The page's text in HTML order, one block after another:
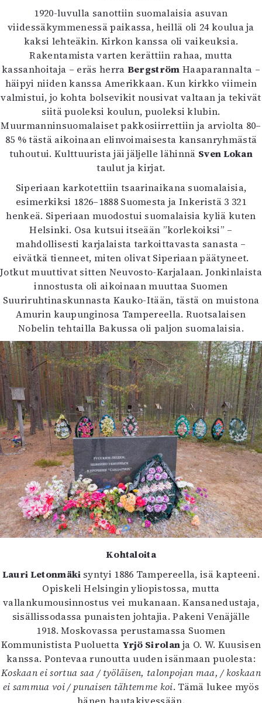
1920-luvulla sanottiin suomalaisia asuvan
viidessäkymmenessä paikassa, heillä oli 24 koulua ja
kaksi lehteäkin. Kirkon kanssa oli vaikeuksia.
Rakentamista varten kerättiin rahaa, mutta
kassanhoitaja – eräs herra Bergström Haaparannalta –
häipyi niiden kanssa Amerikkaan. Kun kirkko viimein
valmistui, jo kohta bolsevikit nousivat valtaan ja tekivät
siitä puoleksi koulun, puoleksi klubin.
Muurmanninsuomalaiset pakkosiirrettiin ja arviolta 80–
85 % tästä aikoinaan elinvoimaisesta kansanryhmästä
tuhoutui. Kulttuurista jäi jäljelle lähinnä Sven Lokan
taulut ja kirjat.
Siperiaan karkotettiin tsaarinaikana suomalaisia,
esimerkiksi 1826–1888 Suomesta ja Inkeristä 3 321
henkeä. Siperiaan muodostui suomalaisia kyliä kuten
Helsinki. Osa kutsui itseään ”korlekoiksi” –
mahdollisesti karjalaista tarkoittavasta sanasta –
eivätkä tienneet, miten olivat Siperiaan päätyneet.
Jotkut muuttivat sitten Neuvosto-Karjalaan. Jonkinlaista
innostusta oli aikoinaan muuttaa Suomen
Suuriruhtinaskunnasta Kauko-Itään, tästä on muistona
Amurin kaupunginosa Tampereella. Ruotsalaisen
Nobelin tehtailla Bakussa oli paljon suomalaisia.
Kohtaloita
Lauri Letonmäki syntyi 1886 Tampereella, isä kapteeni.
Opiskeli Helsingin yliopistossa, mutta
vallankumousinnostus vei mukanaan. Kansanedustaja,
sisällissodassa punaisten johtajia. Pakeni Venäjälle
1918. Moskovassa perustamassa Suomen
Kommunistista Puoluetta Yrjö Sirolanja O. W. Kuusisen
kanssa. Pontevaa runoutta uuden isänmaan puolesta:
Koskaan ei sortua saa / työläisen, talonpojan maa, / koskaan
ei sammua voi / punaisen tähtemme koi. Tämä lukee myös